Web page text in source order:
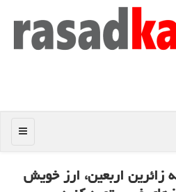
منو
اربعین، ارز خویش